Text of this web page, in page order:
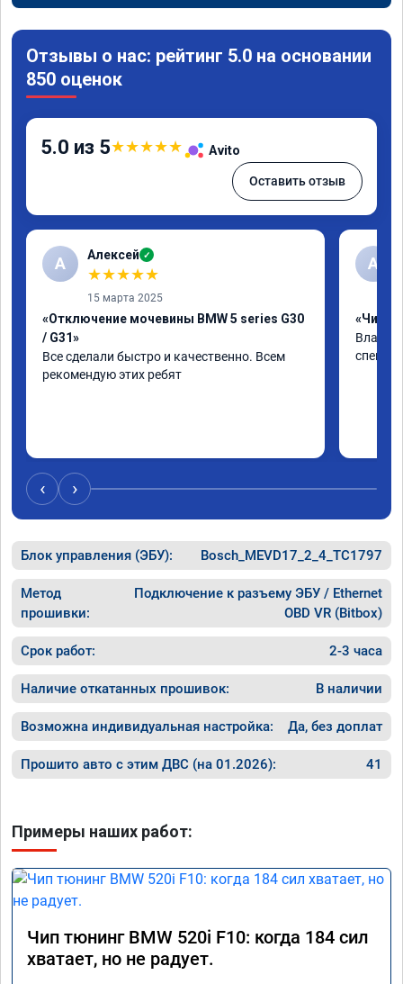
Отзывы о нас: рейтинг 5.0 на основании
850 оценок
5.0 из 5★★★★★ Avito
Оставить отзыв
А Алексей ✓
★★★★★
15 марта 2025
«Отключение мочевины BMW 5 series G30
/ G31»
Все сделали быстро и качественно. Всем
рекомендую этих ребят
А
«Чип
‹ ›
Блок управления (ЭБУ): Bosch_MEVD17_2_4_TC1797
Метод
прошивки:
Подключение к разъему ЭБУ / Ethernet
OBD VR (Bitbox)
Срок работ: 2-3 часа
Наличие откатанных прошивок: В наличии
Возможна индивидуальная настройка: Да, без доплат
Прошито авто с этим ДВС (на 01.2026): 41
Примеры наших работ:
Чип тюнинг BMW 520i F10: когда 184 сил
хватает, но не радует.